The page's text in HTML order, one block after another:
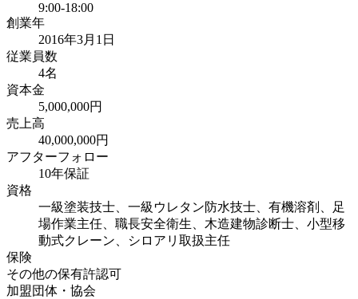
9:00-18:00
創業年
2016年3月1日
従業員数
4名
資本金
5,000,000円
売上高
40,000,000円
アフターフォロー
10年保証
資格
一級塗装技士、一級ウレタン防水技士、有機溶剤、足
場作業主任、職長安全衛生、木造建物診断士、小型移
動式クレーン、シロアリ取扱主任
保険
その他の保有許認可
加盟団体・協会